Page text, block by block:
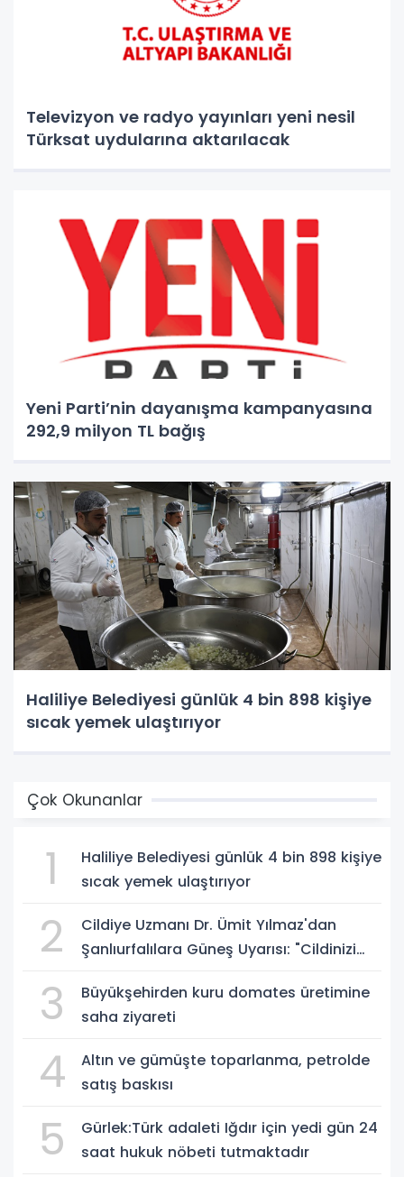
Televizyon ve radyo yayınları yeni nesil
Türksat uydularına aktarılacak
Yeni Parti’nin dayanışma kampanyasına
292,9 milyon TL bağış
Haliliye Belediyesi günlük 4 bin 898 kişiye
sıcak yemek ulaştırıyor
Çok Okunanlar
1
Haliliye Belediyesi günlük 4 bin 898 kişiye
sıcak yemek ulaştırıyor
2
Cildiye Uzmanı Dr. Ümit Yılmaz'dan
Şanlıurfalılara Güneş Uyarısı: "Cildinizi
3
Büyükşehirden kuru domates üretimine
saha ziyareti
4
Altın ve gümüşte toparlanma, petrolde
satış baskısı
5
Gürlek:Türk adaleti Iğdır için yedi gün 24
saat hukuk nöbeti tutmaktadır